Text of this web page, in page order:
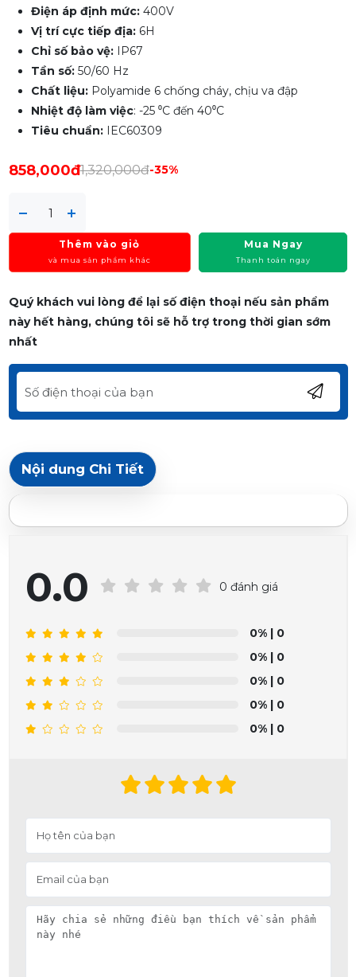
Điện áp định mức:400V
Vị trí cực tiếp địa:6H
Chỉ số bảo vệ:IP67
Tần số: 50/60 Hz
Chất liệu:Polyamide 6 chống cháy, chịu va đập
Nhiệt độ làm việc: -25 ⁰C đến 40⁰C
Tiêu chuẩn:IEC60309
858,000đ1,320,000đ-35%
Thêm vào giỏ
và mua sản phẩm khác
Mua Ngay
Thanh toán ngay
Quý khách vui lòng để lại số điện thoại nếu sản phẩm
này hết hàng, chúng tôi sẽ hỗ trợ trong thời gian sớm
nhất
Nội dung Chi Tiết
0.0 0 đánh giá
0% | 0
0% | 0
0% | 0
0% | 0
0% | 0